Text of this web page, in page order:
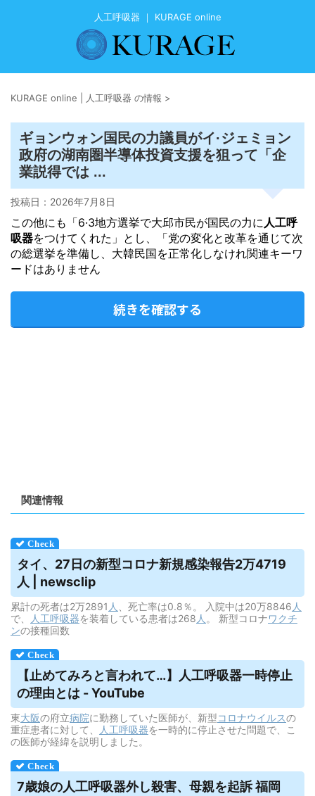
人工呼吸器 ｜ KURAGE online
KURAGE online | 人工呼吸器 の情報 >
ギョンウォン国民の力議員がイ·ジェミョン
政府の湖南圏半導体投資支援を狙って「企
業説得では ...
投稿日： 2026年7月8日
この他にも「6·3地方選挙で大邱市民が国民の力に人工呼
吸器をつけてくれた」とし、「党の変化と改革を通じて次
の総選挙を準備し、大韓民国を正常化しなけれ関連キーワ
ードはありません
続きを確認する
関連情報
タイ、27日の新型コロナ新規感染報告2万4719
人 | newsclip
累計の死者は2万2891 人 、死亡率は0.8％。 入院中は20万8846 人
で、
人工呼吸器を装着している患者は268 人 。 新型コロナワクチ
ンの接種回数
【止めてみろと言われて…】 人工呼吸器一時停止
の理由とは - YouTube
東大阪の府立病院に勤務していた医師が、新型コロナウイルスの
重症患者に対して、
人工呼吸器を一時的に停止させた問題で、こ
の医師が経緯を説明しました。
7歳娘の人工呼吸器外し殺害、母親を起訴 福岡